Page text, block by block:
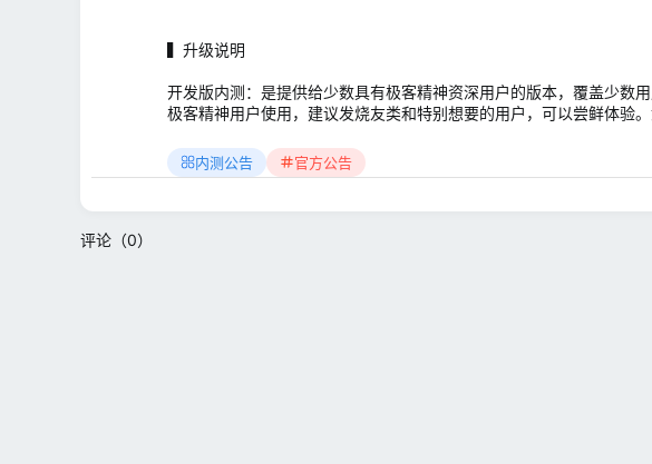
▍升级说明
开发版内测：是提供给少数具有极客精神资深用户的版本，覆盖少数
极客精神用户使用，建议发烧友类和特别想要的用户，可以尝鲜体验
内测公告 官方公告
评论（0）